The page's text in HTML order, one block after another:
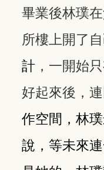
畢業後林璞
所樓上開了
計 ，一開始
好起來後，
作空間，林
說，等未來